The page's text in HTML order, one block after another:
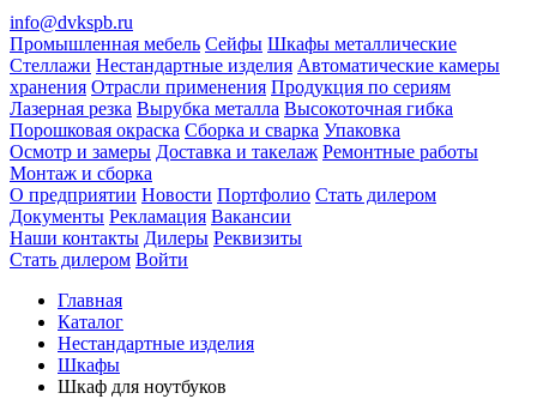
info@dvkspb.ru
Промышленная мебель Сейфы Шкафы металлические
Стеллажи Нестандартные изделия Автоматические камеры
хранения Отрасли применения Продукция по сериям
Лазерная резка Вырубка металла Высокоточная гибка
Порошковая окраска Сборка и сварка Упаковка
Осмотр и замеры Доставка и такелаж Ремонтные работы
Монтаж и сборка
О предприятии Новости Портфолио Стать дилером
Документы Рекламация Вакансии
Наши контакты Дилеры Реквизиты
Стать дилером Войти
Главная
Каталог
Нестандартные изделия
Шкафы
Шкаф для ноутбуков